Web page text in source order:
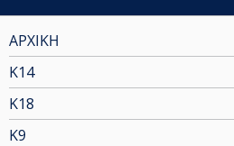
ΑΡΧΙΚΗ
Κ14
Κ18
Κ9